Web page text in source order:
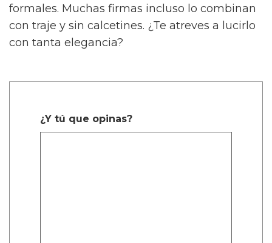
formales. Muchas firmas incluso lo combinan
con traje y sin calcetines. ¿Te atreves a lucirlo
con tanta elegancia?
¿Y tú que opinas?